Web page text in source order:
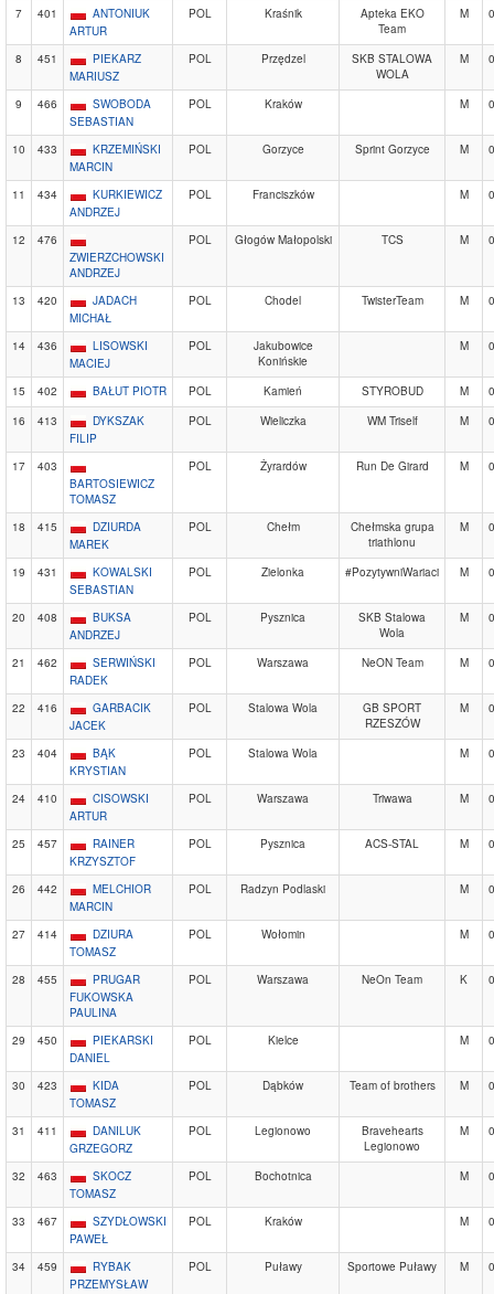
7 401
ANTONIUK
ARTUR
POL Kraśnik
Apteka EKO
Team
M
8 451
PIEKARZ
MARIUSZ
POL Przędzel
SKB STALOWA
WOLA
M
9 466
SWOBODA
SEBASTIAN
POL Kraków M
10 433
KRZEMIŃSKI
MARCIN
POL Gorzyce Sprint Gorzyce M
11 434
KURKIEWICZ
ANDRZEJ
POL Franciszków M
12
476
ZWIERZCHOWSKI
ANDRZEJ
POL Głogów Małopolski TCS M
13 420
JADACH
MICHAŁ
POL Chodel TwisterTeam M
14 436
LISOWSKI
MACIEJ
POL
Jakubowice
Konińskie
M
15 402 BAŁUT PIOTR POL Kamień STYROBUD M
16
413
DYKSZAK
FILIP
POL Wieliczka WM Triself M
17
403
BARTOSIEWICZ
TOMASZ
POL Żyrardów Run De Girard M
18 415
DZIURDA
MAREK
POL Chełm
Chełmska grupa
triathlonu
M
19 431
KOWALSKI
SEBASTIAN
POL Zielonka #PozytywniWariaci M
20 408
BUKSA
ANDRZEJ
POL Pysznica
SKB Stalowa
Wola
M
21 462
SERWIŃSKI
RADEK
POL Warszawa NeON Team M
22 416
GARBACIK
JACEK
POL Stalowa Wola
GB SPORT
RZESZÓW
M
23 404
BĄK
KRYSTIAN
POL Stalowa Wola M
24 410
CISOWSKI
ARTUR
POL Warszawa Triwawa M
25 457
RAINER
KRZYSZTOF
POL Pysznica ACS-STAL M
26 442
MELCHIOR
MARCIN
POL Radzyn Podlaski M
27 414
DZIURA
TOMASZ
POL Wołomin M
28 455
PRUGAR
FUKOWSKA
PAULINA
POL Warszawa NeOn Team K
29 450
PIEKARSKI
DANIEL
POL Kielce M
30 423
KIDA
TOMASZ
POL Dąbków Team of brothers M
31 411
DANILUK
GRZEGORZ
POL Legionowo
Bravehearts
Legionowo
M
32 463
SKOCZ
TOMASZ
POL Bochotnica M
33 467
SZYDŁOWSKI
PAWEŁ
POL Kraków M
34 459
RYBAK
PRZEMYSŁAW
POL Puławy Sportowe Puławy M